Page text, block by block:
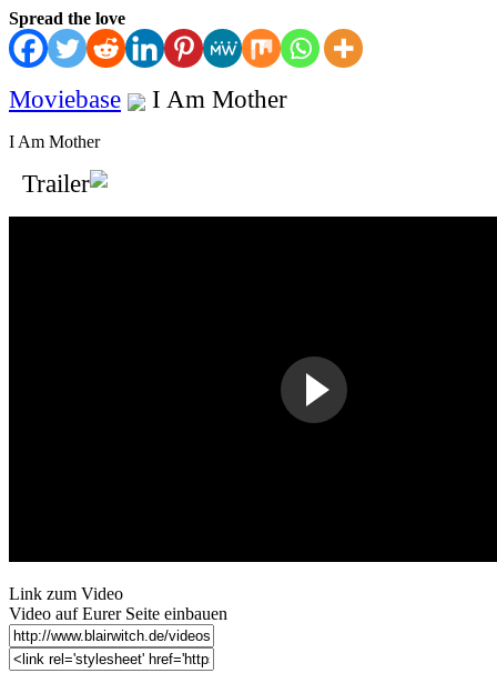
Spread the love
Moviebase I Am Mother
I Am Mother
Trailer
Link zum Video
Video auf Eurer Seite einbauen